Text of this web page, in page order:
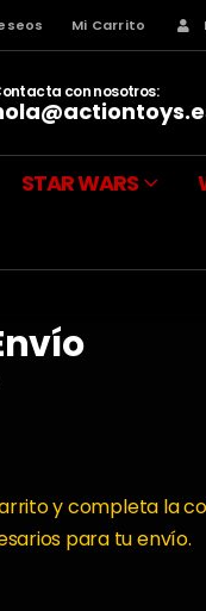
Mi Carrito
con nosotros:
STAR WARS
y completa la
para tu envío.